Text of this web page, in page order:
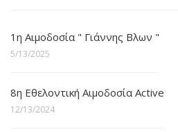
1η Αιμοδοσία " Γιάννης Βλων "
5/13/2025
8η Εθελοντική Αιμοδοσία Active
12/13/2024